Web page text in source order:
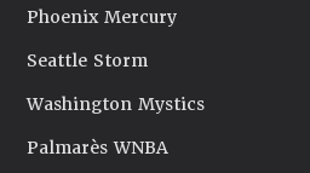
Phoenix Mercury
Seattle Storm
Washington Mystics
Palmarès WNBA